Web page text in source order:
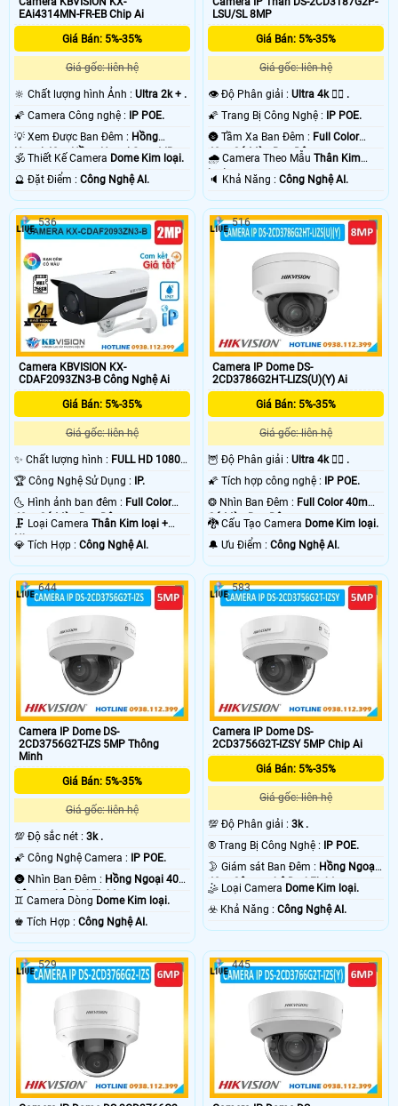
EAi4314MN-FR-EB Chip Ai
Giá Bán: 5%-35%
Giá gốc: liên hệ
🔆 Chất lượng hình Ảnh : Ultra 2k + .
🌠 Camera Công nghệ :
IP POE.
💡 Xem Được Ban Đêm : Hồng
Ngoại 40m Hồng Ngoại Smart IR.
🕉️ Thiết Kế Camera Dome Kim loại.
️🔮 Đặt Điểm : Công Nghệ AI.
LSU/SL 8MP
Giá Bán: 5%-35%
Giá gốc: liên hệ
👁 Độ Phân giải :Ultra 4k 👍🏾 .
🌠 Trang Bị Công Nghệ :
IP POE.
🌚 Tầm Xa Ban Đêm : Full Color
40m Có Màu Ban Ðêm.
🌧️ Camera Theo MẫuThân Kim
loại.
️🔈 Khả Năng :Công Nghệ AI.
Camera KBVISION KX-
CDAF2093ZN3-B Công Nghệ Ai
Giá Bán: 5%-35%
Giá gốc: liên hệ
✨ Chất lượng hình : FULL HD 1080P
.
🏆 Công Nghệ Sử Dụng : IP.
🌜 Hình ảnh ban đêm : Full Color
40m Có Màu Ban Ðêm.
🗜️ Loại Camera Thân Kim loại +
Nhựa.
️💎 Tích Hợp : Công Nghệ AI.
536
Camera IP Dome DS-
2CD3786G2HT-LIZS(U)(Y) Ai
Giá Bán: 5%-35%
Giá gốc: liên hệ
🦉 Độ Phân giải :Ultra 4k 👍🏾 .
🌠 Tích hợp công nghệ : IP POE.
❂ Nhìn Ban Đêm : Full Color 40m
Có Màu Ban Ðêm.
🐉️ Cấu Tạo Camera Dome Kim loại.
️🔔 Ưu Điểm :Công Nghệ AI.
516
Camera IP Dome DS-
2CD3756G2T-IZS 5MP Thông
Minh
Giá Bán: 5%-35%
Giá gốc: liên hệ
💯 Độ sắc nét : 3k .
🌠 Công Nghệ Camera :
IP POE.
🌚 Nhìn Ban Đêm : Hồng Ngoại 40m
Công nghệ DarkFighter.
♊ Camera Dòng Dome Kim loại.
️♚ Tích Hợp : Công Nghệ AI.
644
Camera IP Dome DS-
2CD3756G2T-IZSY 5MP Chip Ai
Giá Bán: 5%-35%
Giá gốc: liên hệ
💯 Độ Phân giải :3k .
®️ Trang Bị Công Nghệ :
IP POE.
🌛 Giám sát Ban Đêm : Hồng Ngoại
40m Công nghệ DarkFighter.
🤹 Loại Camera Dome Kim loại.
️☣️ Khả Năng :Công Nghệ AI.
583
529 445